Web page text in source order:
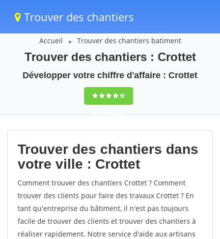
Trouver des chantiers
Accueil Trouver des chantiers batiment
Trouver des chantiers : Crottet
Développer votre chiffre d'affaire : Crottet
9,5(100%)40
votes
Trouver des chantiers dans
votre ville : Crottet
Comment trouver des chantiers Crottet ? Comment
trouver des clients pour faire des travaux Crottet ? En
tant qu'entreprise du bâtiment, il n'est pas toujours
facile de trouver des clients et trouver des chantiers à
réaliser rapidement. Notre service d'aide aux artisans